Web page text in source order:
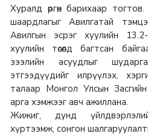
Хуралд өргөн барихаар
шаардлагыг Авилгатай
Авилгын эсрэг хуулийн 13.2-
хуулийн төсөлд багтсан
зээлийн асуудлыг
этгээдүүдийг илрүүлэх,
талаар Монгол Улсын
арга хэмжээг авч ажиллана.
Жижиг, дунд
хүртээмж, сонгон